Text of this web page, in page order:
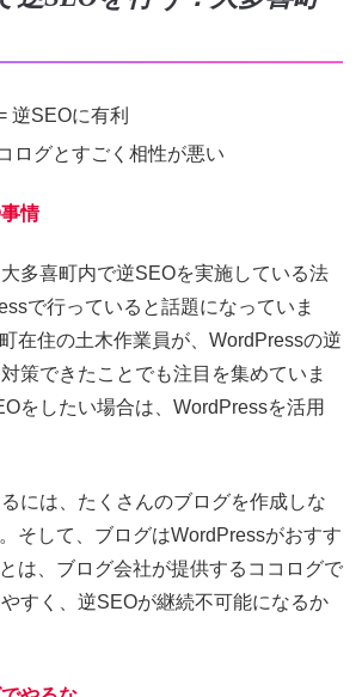
逆SEOに有利
ログとすごく相性が悪い
情
多喜町内で逆SEOを実施している法
で行っていると話題になっていま
在住の土木作業員が、WordPressの逆
策できたことでも注目を集めていま
をしたい場合は、WordPressを活用
には、たくさんのブログを作成しな
そして、ブログはWordPressがおすす
は、ブログ会社が提供するココログで
すく、逆SEOが継続不可能になるか